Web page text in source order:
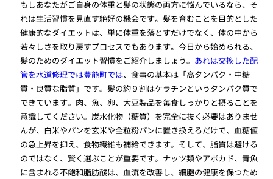
もしあなたがご自身の体重と髪の状態の両方に悩んでいるなら、そ
れは生活習慣を見直す絶好の機会です。髪を育むことを目的とした
健康的なダイエットは、単に体重を落とすだけでなく、体の中から
若々しさを取り戻すプロセスでもあります。今日から始められる、
髪のためのダイエット習慣をご紹介しましょう。 あれは交換した配
管を水道修理では豊能町では、食事の基本は「高タンパク・中糖
質・良質な脂質」です。髪の約９割はケラチンというタンパク質で
できています。肉、魚、卵、大豆製品を毎食しっかりと摂ることを
意識してください。炭水化物（糖質）を完全に抜く必要はありませ
んが、白米やパンを玄米や全粒粉パンに置き換えるだけで、血糖値
の急上昇を抑え、食物繊維も補給できます。そして、脂質は避ける
のではなく、賢く選ぶことが重要です。ナッツ類やアボカド、青魚
に含まれる不飽和脂肪酸は、血流を改善し、細胞の健康を保つため